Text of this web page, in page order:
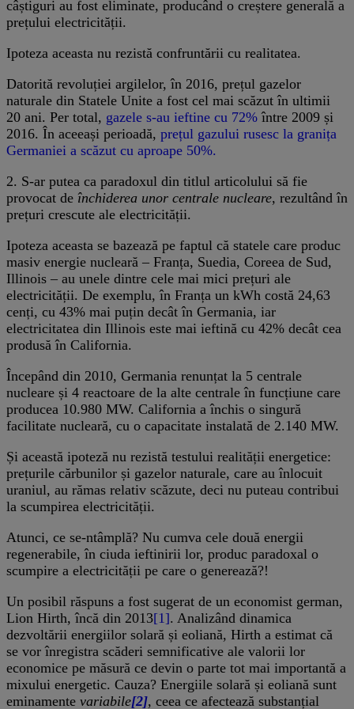
câștiguri au fost eliminate, producând o creștere generală a
prețului electricității.
Ipoteza aceasta nu rezistă confruntării cu realitatea.
Datorită revoluției argilelor, în 2016, prețul gazelor
naturale din Statele Unite a fost cel mai scăzut în ultimii
20 ani. Per total, gazele s-au ieftine cu 72% între 2009 și
2016. În aceeași perioadă, prețul gazului rusesc la granița
Germaniei a scăzut cu aproape 50%.
2. S-ar putea ca paradoxul din titlul articolului să fie
provocat de închiderea unor centrale nucleare, rezultând în
prețuri crescute ale electricității.
Ipoteza aceasta se bazează pe faptul că statele care produc
masiv energie nucleară – Franța, Suedia, Coreea de Sud,
Illinois – au unele dintre cele mai mici prețuri ale
electricității. De exemplu, în Franța un kWh costă 24,63
cenți, cu 43% mai puțin decât în Germania, iar
electricitatea din Illinois este mai ieftină cu 42% decât cea
produsă în California.
Începând din 2010, Germania renunțat la 5 centrale
nucleare și 4 reactoare de la alte centrale în funcțiune care
producea 10.980 MW. California a închis o singură
facilitate nucleară, cu o capacitate instalată de 2.140 MW.
Și această ipoteză nu rezistă testului realității energetice:
prețurile cărbunilor și gazelor naturale, care au înlocuit
uraniul, au rămas relativ scăzute, deci nu puteau contribui
la scumpirea electricității.
Atunci, ce se-ntâmplă? Nu cumva cele două energii
regenerabile, în ciuda ieftinirii lor, produc paradoxal o
scumpire a electricității pe care o generează?!
Un posibil răspuns a fost sugerat de un economist german,
Lion Hirth, încă din 2013[1]. Analizând dinamica
dezvoltării energiilor solară și eoliană, Hirth a estimat că
se vor înregistra scăderi semnificative ale valorii lor
economice pe măsură ce devin o parte tot mai importantă a
mixului energetic. Cauza? Energiile solară și eoliană sunt
eminamente variabile[2], ceea ce afectează substanțial